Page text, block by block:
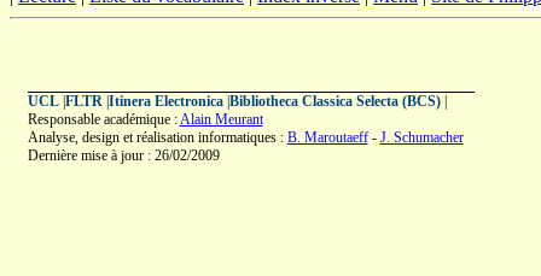
UCL| FLTR| Itinera Electronica| Bibliotheca Classica Selecta (BCS)|
Responsable académique :Alain Meurant
Analyse, design et réalisation informatiques : B. Maroutaeff- J. Schumacher
Dernière mise à jour : 26/02/2009